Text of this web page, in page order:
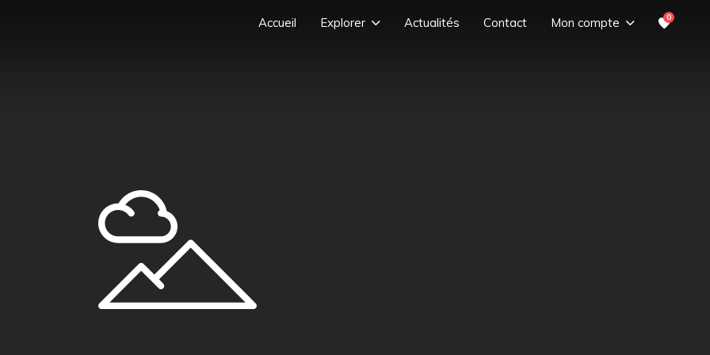
Accueil Explorer Actualités Contact Mon compte 0